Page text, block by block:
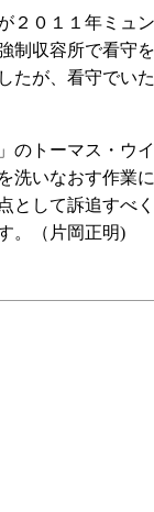
０１１年ミュ
制収容所で看守
たが、看守でい
トーマス・ウ
洗いなおす作業
として訴追すべ
。（片岡正明)